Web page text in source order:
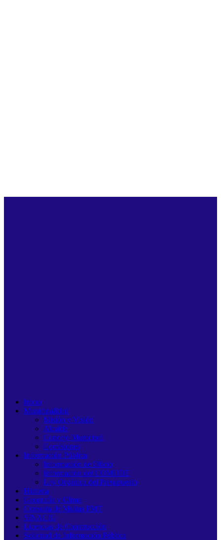
Inicio
Municipalidad
Misión y Visión
Alcalde
Concejo Municipal
Comisiones
Información Pública
Información de Oficio
Información del COMUDE
Ley Orgánica del Presupuesto
Historia
Geografía y Clima
Consulta de Multas PMT
SINACIG
Licencias de Construcción
Solicitud de Información Pública